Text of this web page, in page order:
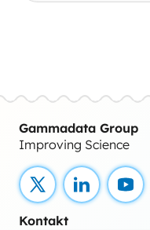
Gammadata Group
Improving Science
X LinkedIn
Kontakt